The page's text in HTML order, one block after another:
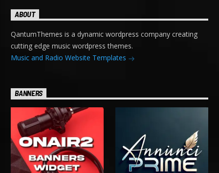
ABOUT
QantumThemes is a dynamic wordpress company creating
cutting edge music wordpress themes.
Music and Radio Website Templates
BANNERS